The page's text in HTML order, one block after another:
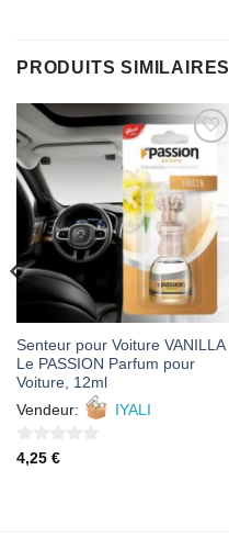
PRODUITS SIMILAIRES
AJOUTER
À MES
FAVORIS
Senteur pour Voiture VANILLA
Le PASSION Parfum pour
Voiture, 12ml
Vendeur:
IYALI
0
4,25 €